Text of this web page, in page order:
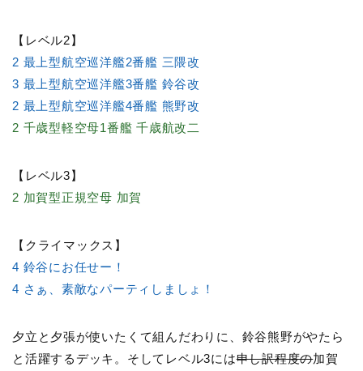
【レベル2】
2 最上型航空巡洋艦2番艦 三隈改
3 最上型航空巡洋艦3番艦 鈴谷改
2 最上型航空巡洋艦4番艦 熊野改
2 千歳型軽空母1番艦 千歳航改二
【レベル3】
2 加賀型正規空母 加賀
【クライマックス】
4 鈴谷にお任せー！
4 さぁ、素敵なパーティしましょ！
夕立と夕張が使いたくて組んだわりに、鈴谷熊野がやたら
と活躍するデッキ。そしてレベル3には申し訳程度の加賀